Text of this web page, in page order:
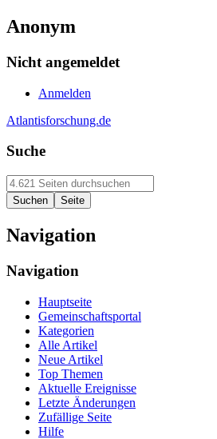
Anonym
Nicht angemeldet
Anmelden
Atlantisforschung.de
Suche
Navigation
Navigation
Hauptseite
Gemeinschaftsportal
Kategorien
Alle Artikel
Neue Artikel
Top Themen
Aktuelle Ereignisse
Letzte Änderungen
Zufällige Seite
Hilfe